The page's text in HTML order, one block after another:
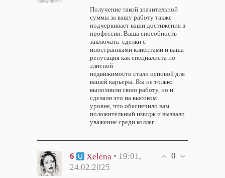
Получение такой значительной
суммы за вашу работу также
подчеркивает ваши достижения в
профессии. Ваша способность
заключать сделки с
иностранными клиентами и ваша
репутация как специалиста по
элитной
недвижимости стали основой для
вашей карьеры. Вы не только
выполнили свою работу, но и
сделали это на высоком
уровне, что обеспечило вам
положительный имидж и вызвало
уважение среди коллег.
0
6 Xelena • 19:01,
24.02.2025